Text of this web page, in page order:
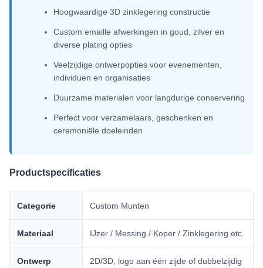
Hoogwaardige 3D zinklegering constructie
Custom emaille afwerkingen in goud, zilver en
diverse plating opties
Veelzijdige ontwerpopties voor evenementen,
individuen en organisaties
Duurzame materialen voor langdurige conservering
Perfect voor verzamelaars, geschenken en
ceremoniële doeleinden
Productspecificaties
Categorie Custom Munten
Materiaal IJzer / Messing / Koper / Zinklegering etc.
Ontwerp 2D/3D, logo aan één zijde of dubbelzijdig